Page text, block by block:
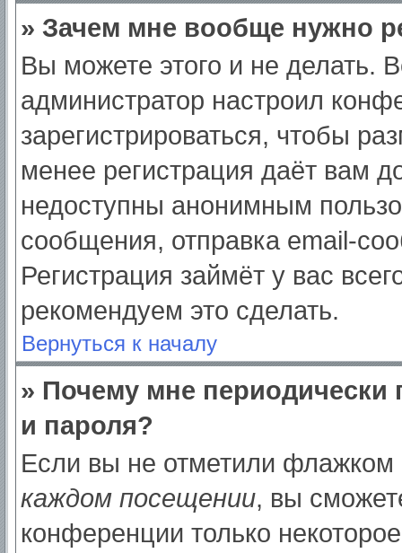
» Зачем мне вообще нужно
Вы можете этого и не делать.
администратор настроил
зарегистрироваться, чтобы
менее регистрация даёт вам
недоступны анонимным
сообщения, отправка email-
Регистрация займёт у вас
рекомендуем это сделать.
Вернуться к началу
» Почему мне периодически
и пароля?
Если вы не отметили флажком
каждом посещении, вы
конференции только